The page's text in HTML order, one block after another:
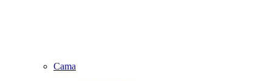
Cama